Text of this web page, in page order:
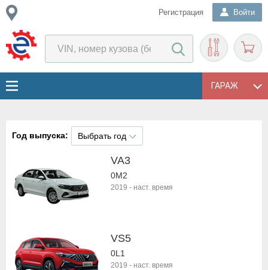
Регистрация Войти
ГАРАЖ
Год выпуска: Выбрать год
VA3
0M2
2019 - наст. время
VS5
0L1
2019 - наст. время